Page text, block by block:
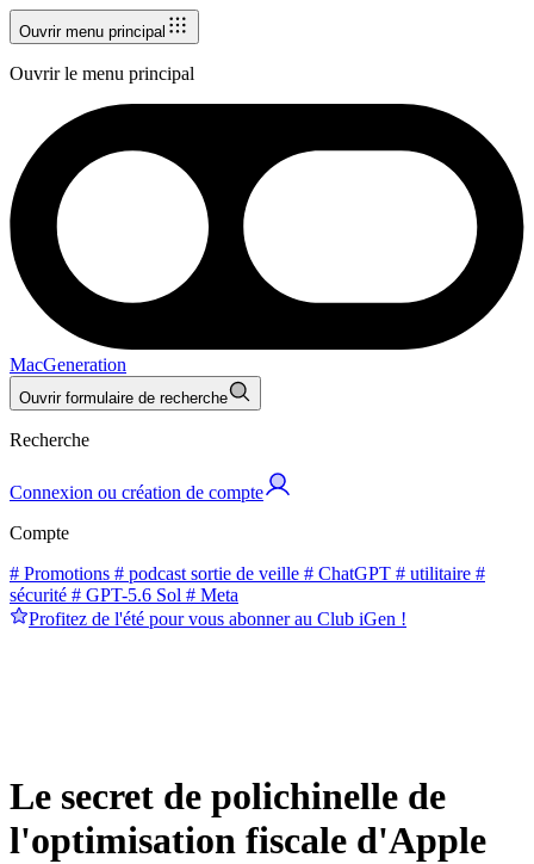
Ouvrir menu principal
Ouvrir le menu principal
MacGeneration
Ouvrir formulaire de recherche
Recherche
Connexion ou création de compte
Compte
# Promotions # podcast sortie de veille # ChatGPT # utilitaire #
sécurité # GPT-5.6 Sol # Meta
Profitez de l'été pour vous abonner au Club iGen !
Le secret de polichinelle de
l'optimisation fiscale d'Apple